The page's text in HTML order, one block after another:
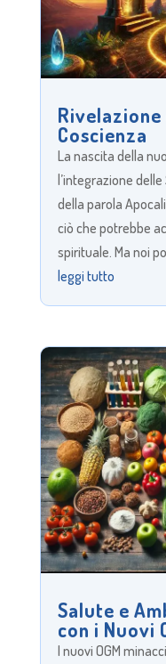
Coscienza
La nascita della
l’integrazione
della parola
ciò che potrebbe
spirituale. Ma noi
leggi tutto
Salute e
con i Nuovi
I nuovi OGM